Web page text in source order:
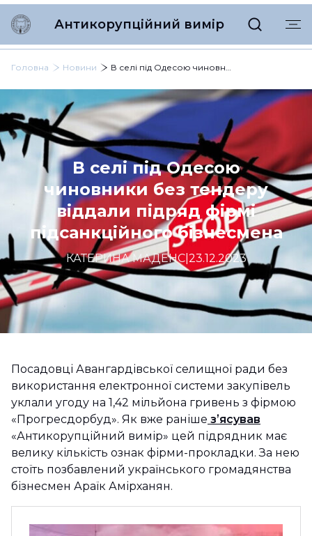
Антикорупційний вимір
Головна Новини В селі під Одесою чиновники без тендеру віддали підряд фірмі підсанкційного бізнесмена
В селі під Одесою
чиновники без тендеру
віддали підряд фірмі
підсанкційного бізнесмена
КАТЕРИНА МАДЕНС| 23.12.2023
Посадовці Авангардівської селищної ради без
використання електронної системи закупівель
уклали угоду на 1,42 мільйона гривень з фірмою
«Прогресдорбуд». Як вже раніше зʼясував
«Антикорупційний вимір» цей підрядник має
велику кількість ознак фірми-прокладки. За нею
стоїть позбавлений українського громадянства
бізнесмен Араїк Амірханян.